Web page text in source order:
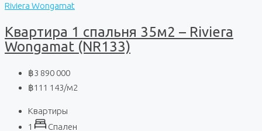
Riviera Wongamat
Квартира 1 спальня 35м2 – Riviera
Wongamat (NR133)
฿3 890 000
฿111 143/м2
Квартиры
1
Спален